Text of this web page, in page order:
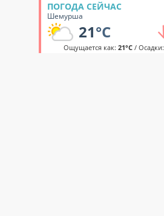
ПОГОДА СЕЙЧАС
Шемурша
21°C
Ощущается как: 21°C/ Осадки: